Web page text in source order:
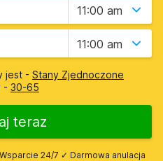
11:00 am
11:00 am
jest - Stany Zjednoczone
- 30-65
teraz
24/7 ✓ Darmowa anulacja